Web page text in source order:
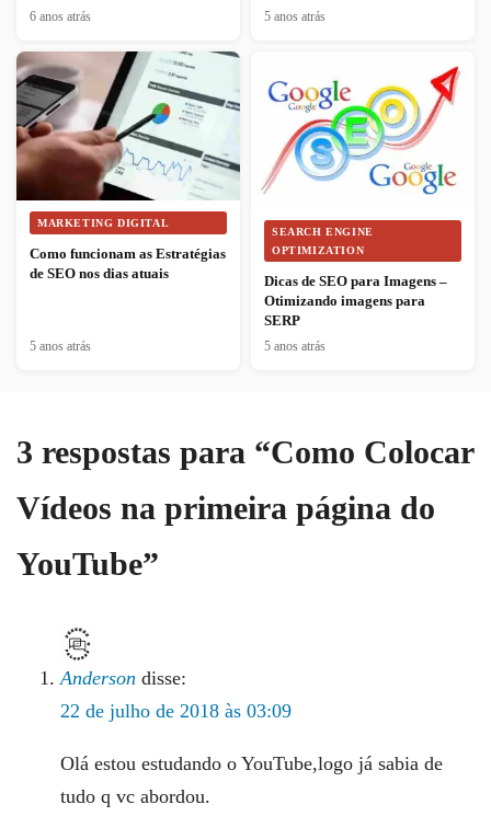
6 anos atrás 5 anos atrás
MARKETING DIGITAL
Como funcionam as Estratégias
de SEO nos dias atuais
5 anos atrás
SEARCH ENGINE
OPTIMIZATION
Dicas de SEO para Imagens –
Otimizando imagens para
SERP
5 anos atrás
3 respostas para “Como Colocar
Vídeos na primeira página do
YouTube”
Anderson disse:
22 de julho de 2018 às 03:09
Olá estou estudando o YouTube,logo já sabia de
tudo q vc abordou.